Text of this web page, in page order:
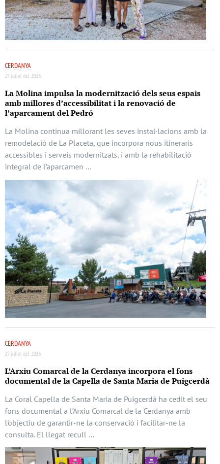
CERDANYA
27 juliol del 2026
La Molina impulsa la modernització dels seus espais
amb millores d’accessibilitat i la renovació de
l’aparcament del Pedró
La Molina continua millorant les seves instal·lacions amb la
remodelació de La Placeta, que incorpora nous itineraris
accessibles i serveis modernitzats, i amb la rehabilitació
integral de l’aparcamen …
CERDANYA
27 juliol del 2026
L’Arxiu Comarcal de la Cerdanya incorpora el fons
documental de la Capella de Santa Maria de Puigcerdà
La Coral Capella de Santa Maria de Puigcerdà ha cedit el seu
fons documental a l’Arxiu Comarcal de la Cerdanya amb
l’objectiu de garantir-ne la conservació i facilitar-ne la
consulta. El llegat recull …